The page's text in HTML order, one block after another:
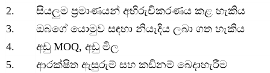
2.
සියලුම ප්‍රමාණයන් අභිරුචිකරණය කළ හැකිය
3.
ඔබගේ යොමුව සඳහා නියැදිය ලබා ගත හැකිය
4.
අඩු MOQ, අඩු මිල
5.
ආරක්ෂිත ඇසුරුම් සහ කඩිනම් බෙදාහැරීම